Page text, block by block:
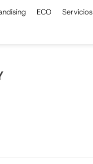
ECO
Servicios